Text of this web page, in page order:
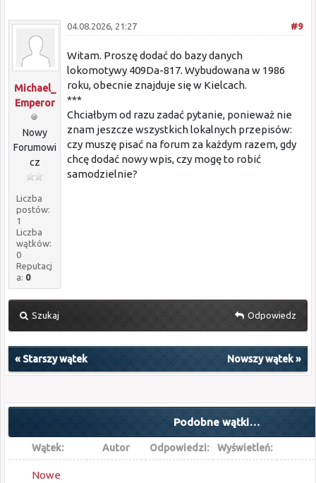
Michael_
Emperor
Nowy
Forumowi
cz
Liczba
postów:
1
Liczba
wątków:
0
Reputacj
a: 0
#9
04.08.2026, 21:27
Witam. Proszę dodać do bazy danych
lokomotywy 409Da-817. Wybudowana w 1986
roku, obecnie znajduje się w Kielcach.
***
Chciałbym od razu zadać pytanie, ponieważ nie
znam jeszcze wszystkich lokalnych przepisów:
czy muszę pisać na forum za każdym razem, gdy
chcę dodać nowy wpis, czy mogę to robić
samodzielnie?
Szukaj Odpowiedz
« Starszy wątek Nowszy wątek»
Podobne wątki…
Wątek: Autor Odpowiedzi: Wyświetleń:
Nowe